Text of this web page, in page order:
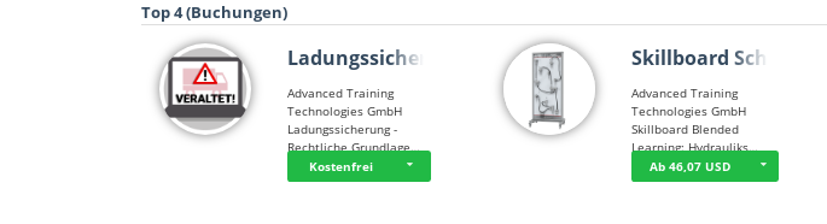
Top 4 (Buchungen)
Ladungssicherung
Advanced Training
Technologies GmbH
Ladungssicherung -
Rechtliche Grundlage…
Kostenfrei
Skillboard Schl…
Advanced Training
Technologies GmbH
Skillboard Blended
Learning: Hydrauliks…
Ab 46,07 USD